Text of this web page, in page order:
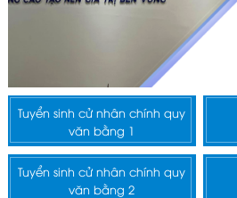
Tuyển sinh cử nhân chính quy
văn bằng 1
Tuyển sinh cử nhân chính quy
văn bằng 2